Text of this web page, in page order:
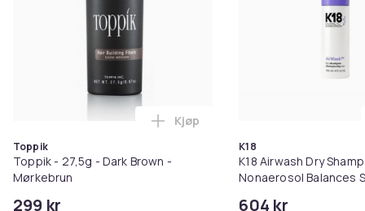
Toppik
Toppik - 27,5g - Dark Brown -
Mørkebrun
299 kr
Legg Toppik - 27,5g - Dark
Kjøp
K18
K18 Airwash Dry
Nonaerosol Balances
604 kr